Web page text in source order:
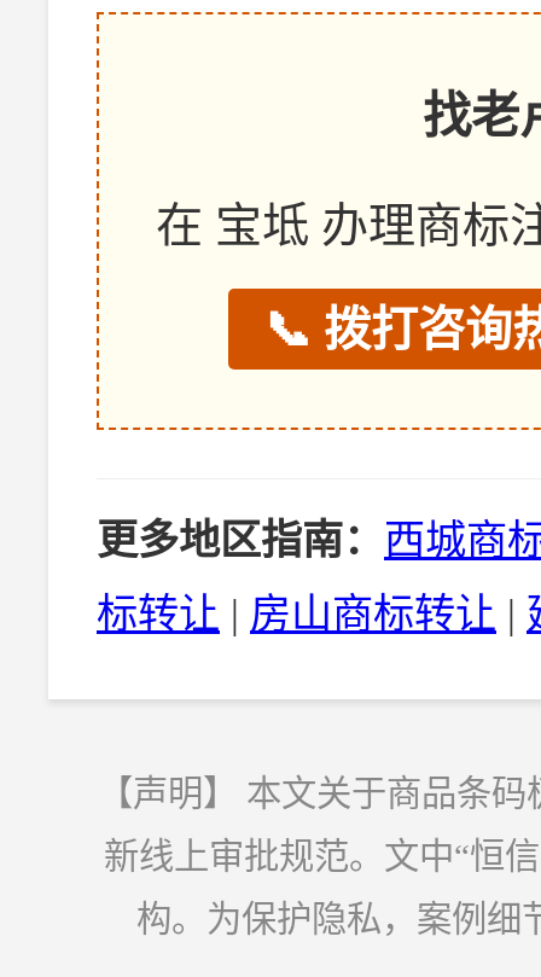
找老
在 宝坻 办理商标
📞 拨打咨询
更多地区指南： 西城商
标转让 | 房山商标转让 |
【声明】 本文关于商品条
新线上审批规范。文中“恒
构。为保护隐私，案例细